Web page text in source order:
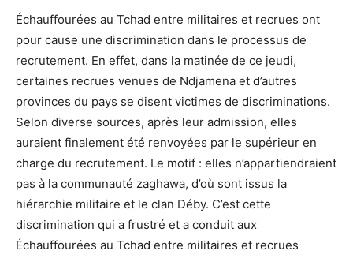
Échauffourées au Tchad entre militaires et recrues ont
pour cause une discrimination dans le processus de
recrutement. En effet, dans la matinée de ce jeudi,
certaines recrues venues de Ndjamena et d’autres
provinces du pays se disent victimes de discriminations.
Selon diverse sources, après leur admission, elles
auraient finalement été renvoyées par le supérieur en
charge du recrutement. Le motif : elles n’appartiendraient
pas à la communauté zaghawa, d’où sont issus la
hiérarchie militaire et le clan Déby. C’est cette
discrimination qui a frustré et a conduit aux
Échauffourées au Tchad entre militaires et recrues